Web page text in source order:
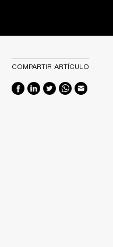
COMPARTIR ARTÍCULO